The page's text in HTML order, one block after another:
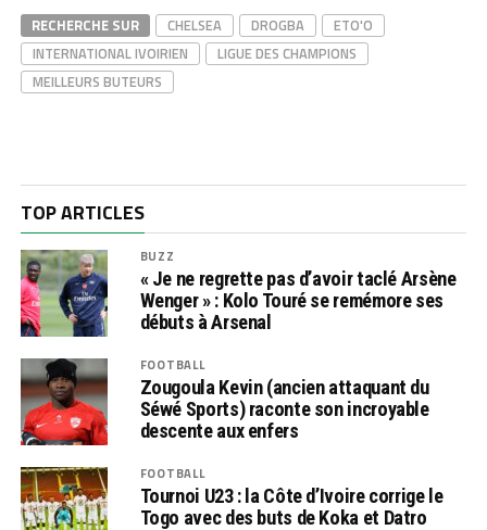
RECHERCHE SUR CHELSEA DROGBA
ETO'O
INTERNATIONAL IVOIRIEN
LIGUE DES CHAMPIONS
MEILLEURS BUTEURS
TOP ARTICLES
BUZZ
« Je ne regrette pas d’avoir taclé Arsène
Wenger » : Kolo Touré se remémore ses
débuts à Arsenal
FOOTBALL
Zougoula Kevin (ancien attaquant du
Séwé Sports) raconte son incroyable
descente aux enfers
FOOTBALL
Tournoi U23 : la Côte d’Ivoire corrige le
Togo avec des buts de Koka et Datro